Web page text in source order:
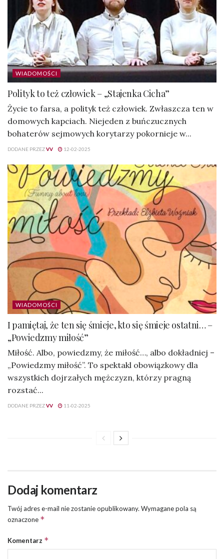
WIADOMOŚCI
Polityk to też człowiek – „Stajenka Cicha”
Życie to farsa, a polityk też człowiek. Zwłaszcza ten w
domowych kapciach. Niejeden z buńczucznych
bohaterów sejmowych korytarzy pokornieje w...
DODANE PRZEZVV 12-02-2025
WIADOMOŚCI
I pamiętaj, że ten się śmieje, kto się śmieje ostatni… –
„Powiedzmy miłość”
Miłość. Albo, powiedzmy, że miłość…, albo dokładniej –
„Powiedzmy miłość”. To spektakl obowiązkowy dla
wszystkich dojrzałych mężczyzn, którzy pragną
rozstać...
DODANE PRZEZVV 11-02-2025
Dodaj komentarz
Twój adres e-mail nie zostanie opublikowany. Wymagane pola są
oznaczone *
Komentarz *